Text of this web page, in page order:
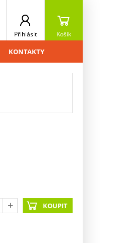
Přihlásit Košík
KONTAKTY
KOUPIT